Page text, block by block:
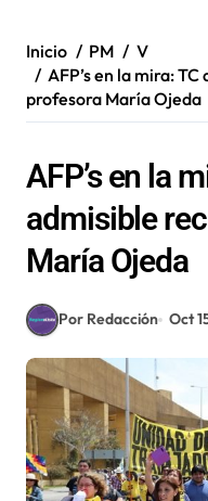
Inicio PM
V
AFP’s en la mira:
profesora María Ojeda
AFP’s en la
admisible
María Ojeda
Por Redacción Oct